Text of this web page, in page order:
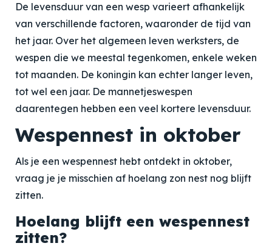
De levensduur van een wesp varieert afhankelijk
van verschillende factoren, waaronder de tijd van
het jaar. Over het algemeen leven werksters, de
wespen die we meestal tegenkomen, enkele weken
tot maanden. De koningin kan echter langer leven,
tot wel een jaar. De mannetjeswespen
daarentegen hebben een veel kortere levensduur.
Wespennest in oktober
Als je een wespennest hebt ontdekt in oktober,
vraag je je misschien af hoelang zon nest nog blijft
zitten.
Hoelang blijft een wespennest
zitten?